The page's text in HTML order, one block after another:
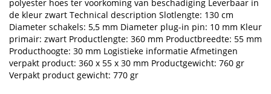
polyester hoes ter voorkoming van beschadiging Leverbaar in
de kleur zwart Technical description Slotlengte: 130 cm
Diameter schakels: 5,5 mm Diameter plug-in pin: 10 mm Kleur
primair: zwart Productlengte: 360 mm Productbreedte: 55 mm
Producthoogte: 30 mm Logistieke informatie Afmetingen
verpakt product: 360 x 55 x 30 mm Productgewicht: 760 gr
Verpakt product gewicht: 770 gr